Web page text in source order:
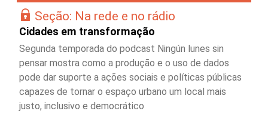
Seção: Na rede e no rádio
Cidades em transformação
Segunda temporada do podcast Ningún lunes sin
pensar mostra como a produção e o uso de dados
pode dar suporte a ações sociais e políticas públicas
capazes de tornar o espaço urbano um local mais
justo, inclusivo e democrático